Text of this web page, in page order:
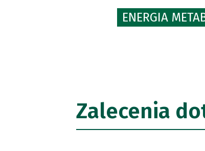
ENERGIA
Zalecenia